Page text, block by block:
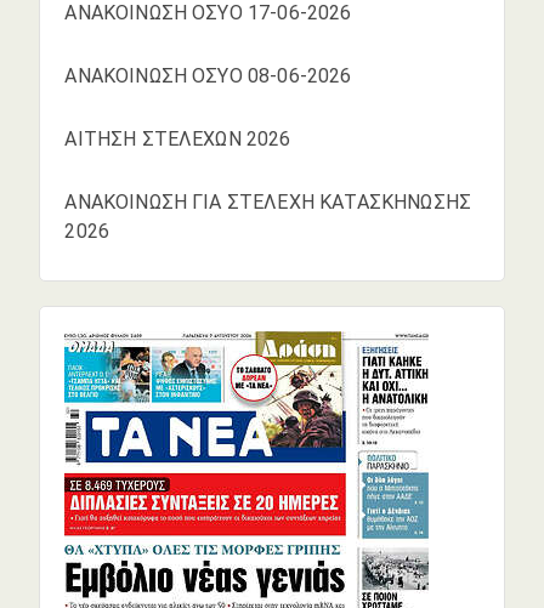
ΑΝΑΚΟΙΝΩΣΗ ΟΣΥΟ 17-06-2026
ΑΝΑΚΟΙΝΩΣΗ ΟΣΥΟ 08-06-2026
ΑΙΤΗΣΗ ΣΤΕΛΕΧΩΝ 2026
ΑΝΑΚΟΙΝΩΣΗ ΓΙΑ ΣΤΕΛΕΧΗ ΚΑΤΑΣΚΗΝΩΣΗΣ
2026